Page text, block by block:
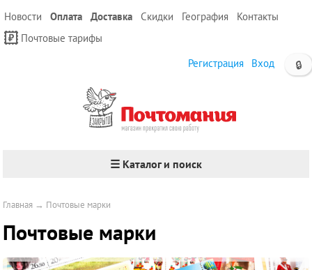
Новости Оплата Доставка Скидки География
Контакты
Почтовые тарифы
🔒
Регистрация Вход
☰ Каталог и поиск
Главная → Почтовые марки
Почтовые марки